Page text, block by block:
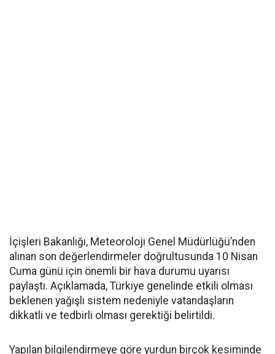
İçişleri Bakanlığı, Meteoroloji Genel Müdürlüğü’nden
alınan son değerlendirmeler doğrultusunda 10 Nisan
Cuma günü için önemli bir hava durumu uyarısı
paylaştı. Açıklamada, Türkiye genelinde etkili olması
beklenen yağışlı sistem nedeniyle vatandaşların
dikkatli ve tedbirli olması gerektiği belirtildi.
Yapılan bilgilendirmeye göre yurdun birçok kesiminde